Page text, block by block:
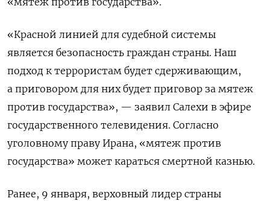
«Красной линией для судебной системы
является безопасность граждан страны. Наш
подход к террористам будет сдерживающим,
а приговором для них будет приговор за мятеж
против государства», — заявил Салехи в эфире
государственного телевидения. Согласно
уголовному праву Ирана, «мятеж против
государства» может караться смертной казнью.
Ранее, 9 января, верховный лидер страны